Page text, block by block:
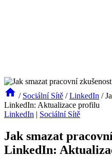
/ Sociální Sítě / LinkedIn /
LinkedIn: Aktualizace profilu
LinkedIn | Sociální Sítě
Jak smazat
LinkedIn: